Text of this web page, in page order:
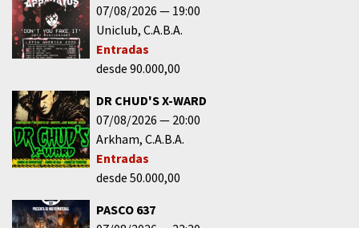
07/08/2026
19:00
Uniclub C.A.B.A.
Entradas
desde 90.000,00
DR CHUD'S X-WARD
07/08/2026
20:00
Arkham C.A.B.A.
Entradas
desde 50.000,00
PASCO 637